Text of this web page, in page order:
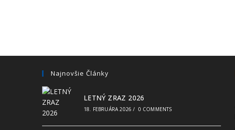
Najnovšie Články
LETNÝ ZRAZ 2026
18. FEBRUÁRA 2026 / 0 COMMENTS